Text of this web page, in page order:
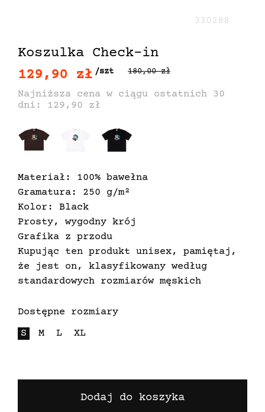
Koszulka Check-in
330288
129,90 zł /szt 180,00 zł
Najniższa cena w ciągu ostatnich 30
dni: 129,90 zł
Materiał: 100% bawełna
Gramatura: 250 g/m²
Kolor: Black
Prosty, wygodny krój
Grafika z przodu
Kupując ten produkt unisex, pamiętaj,
że jest on, klasyfikowany według
standardowych rozmiarów męskich
Dostępne rozmiary
S
M L XL
Dodaj do koszyka